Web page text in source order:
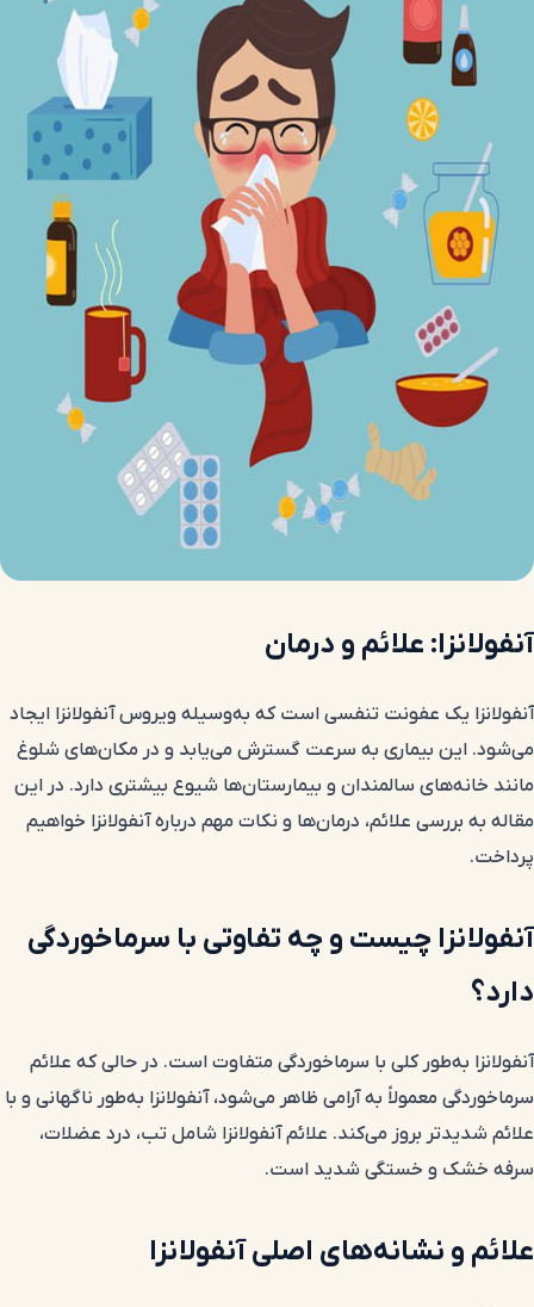
آنفولانزا: علائم و درمان
آنفولانزا یک عفونت تنفسی است که به‌وسیله ویروس آنفولانزا ایجاد
می‌شود. این بیماری به سرعت گسترش می‌یابد و در مکان‌های شلوغ
مانند خانه‌های سالمندان و بیمارستان‌ها شیوع بیشتری دارد. در این
مقاله به بررسی علائم، درمان‌ها و نکات مهم درباره آنفولانزا خواهیم
پرداخت.
آنفولانزا چیست و چه تفاوتی با سرماخوردگی
دارد؟
آنفولانزا به‌طور کلی با سرماخوردگی متفاوت است. در حالی که علائم
سرماخوردگی معمولاً به آرامی ظاهر می‌شود، آنفولانزا به‌طور ناگهانی و با
علائم شدیدتر بروز می‌کند. علائم آنفولانزا شامل تب، درد عضلات،
سرفه خشک و خستگی شدید است.
علائم و نشانه‌های اصلی آنفولانزا